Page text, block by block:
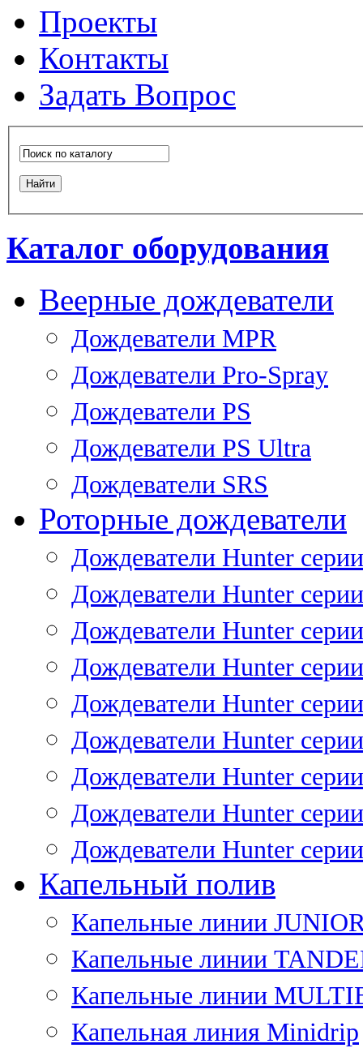
Проекты
Контакты
Задать Вопрос
Каталог оборудования
Веерные дождеватели
Дождеватели MPR
Дождеватели Pro-Spray
Дождеватели PS
Дождеватели PS Ultra
Дождеватели SRS
Роторные дождеватели
Дождеватели Hunter
Дождеватели Hunter
Дождеватели Hunter
Дождеватели Hunter
Дождеватели Hunter
Дождеватели Hunter
Дождеватели Hunter
Дождеватели Hunter
Дождеватели Hunter
Капельный полив
Капельные линии
Капельные линии
Капельные линии
Капельная линия Minidrip